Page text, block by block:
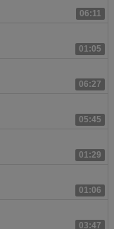
06:11
01:05
06:27
05:45
01:29
01:06
03:47